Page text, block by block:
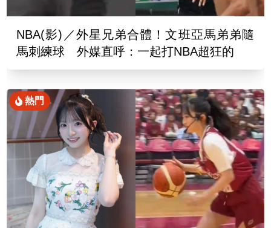
NBA(影)／外星兄弟合體！文班亞馬弟弟隨
馬刺練球 外媒直呼：一起打NBA超狂的
熱門